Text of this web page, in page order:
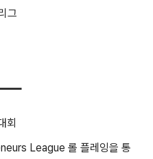
그
회
League 롤 플레잉을 통